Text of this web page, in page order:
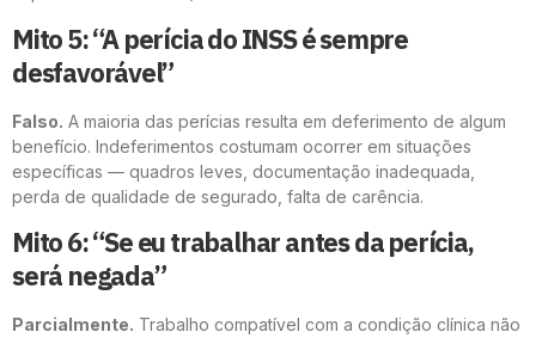
Mito 5: “A perícia do INSS é sempre
desfavorável”
Falso. A maioria das perícias resulta em deferimento de algum
benefício. Indeferimentos costumam ocorrer em situações
específicas — quadros leves, documentação inadequada,
perda de qualidade de segurado, falta de carência.
Mito 6: “Se eu trabalhar antes da perícia,
será negada”
Parcialmente. Trabalho compatível com a condição clínica não